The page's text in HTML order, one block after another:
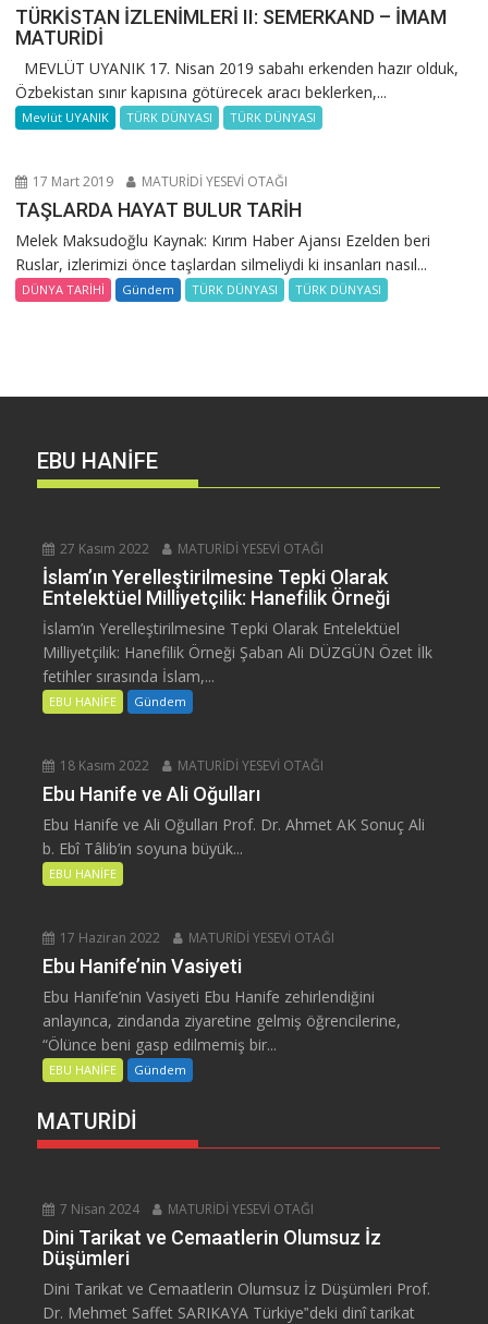
TÜRKİSTAN İZLENİMLERİ II: SEMERKAND – İMAM
MATURİDİ
MEVLÜT UYANIK 17. Nisan 2019 sabahı erkenden hazır olduk,
Özbekistan sınır kapısına götürecek aracı beklerken,...
Mevlüt UYANIK TÜRK DÜNYASI TÜRK DÜNYASI
17 Mart 2019 MATURİDİ YESEVİ OTAĞI
TAŞLARDA HAYAT BULUR TARİH
Melek Maksudoğlu Kaynak: Kırım Haber Ajansı Ezelden beri
Ruslar, izlerimizi önce taşlardan silmeliydi ki insanları nasıl...
DÜNYA TARİHİ Gündem TÜRK DÜNYASI TÜRK DÜNYASI
EBU HANİFE
27 Kasım 2022 MATURİDİ YESEVİ OTAĞI
İslam’ın Yerelleştirilmesine Tepki Olarak
Entelektüel Milliyetçilik: Hanefilik Örneği
İslam’ın Yerelleştirilmesine Tepki Olarak Entelektüel
Milliyetçilik: Hanefilik Örneği Şaban Ali DÜZGÜN Özet İlk
fetihler sırasında İslam,...
EBU HANİFE Gündem
18 Kasım 2022 MATURİDİ YESEVİ OTAĞI
Ebu Hanife ve Ali Oğulları
Ebu Hanife ve Ali Oğulları Prof. Dr. Ahmet AK Sonuç Ali
b. Ebî Tâlib’in soyuna büyük...
EBU HANİFE
17 Haziran 2022 MATURİDİ YESEVİ OTAĞI
Ebu Hanife’nin Vasiyeti
Ebu Hanife’nin Vasiyeti Ebu Hanife zehirlendiğini
anlayınca, zindanda ziyaretine gelmiş öğrencilerine,
“Ölünce beni gasp edilmemiş bir...
EBU HANİFE Gündem
MATURİDİ
7 Nisan 2024 MATURİDİ YESEVİ OTAĞI
Dini Tarikat ve Cemaatlerin Olumsuz İz
Düşümleri
Dini Tarikat ve Cemaatlerin Olumsuz İz Düşümleri Prof.
Dr. Mehmet Saffet SARIKAYA Türkiye‟deki dinî tarikat